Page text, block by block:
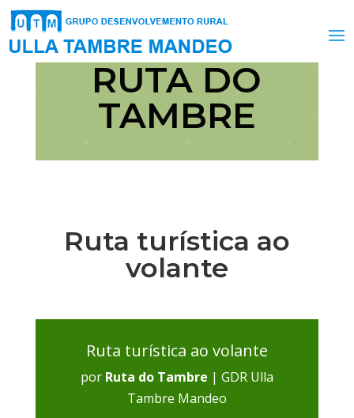
RUTA DO
TAMBRE
Ruta turística ao
volante
Ruta turística ao volante
por Ruta do Tambre | GDR Ulla
Tambre Mandeo